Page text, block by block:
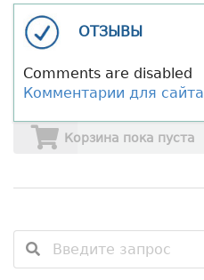
ОТЗЫВЫ
Comments are disabled
Комментарии для сайта
Корзина пока пуста